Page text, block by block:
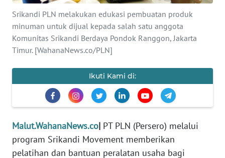
Srikandi PLN melakukan edukasi pembuatan produk
minuman untuk dijual kepada salah satu anggota
Komunitas Srikandi Berdaya Pondok Ranggon, Jakarta
Timur. [WahanaNews.co/PLN]
Ikuti Kami di:
Malut.WahanaNews.co| PT PLN (Persero) melalui
program Srikandi Movement memberikan
pelatihan dan bantuan peralatan usaha bagi
TENTANG
KAMI
PEDOMAN
MEDIA
DISCLAIMER